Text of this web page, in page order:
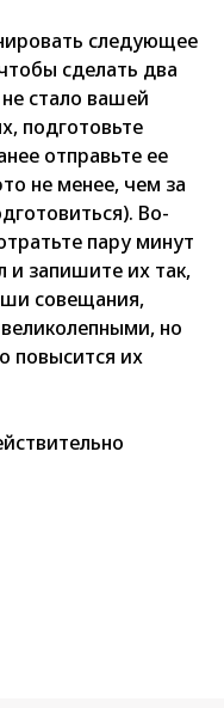
следующее
сделать два
стало вашей
подготовьте
отправьте ее
не менее, чем за
Во-
пару минут
и запишите их так,
совещания,
но
повысится их